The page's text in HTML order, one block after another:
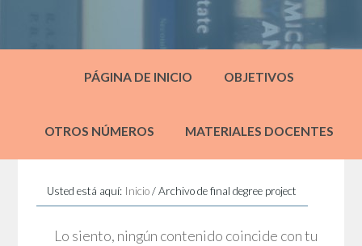
PÁGINA DE INICIO OBJETIVOS
OTROS NÚMEROS MATERIALES DOCENTES
Usted está aquí: Inicio /Archivo de final degree project
Lo siento, ningún contenido coincide con tu